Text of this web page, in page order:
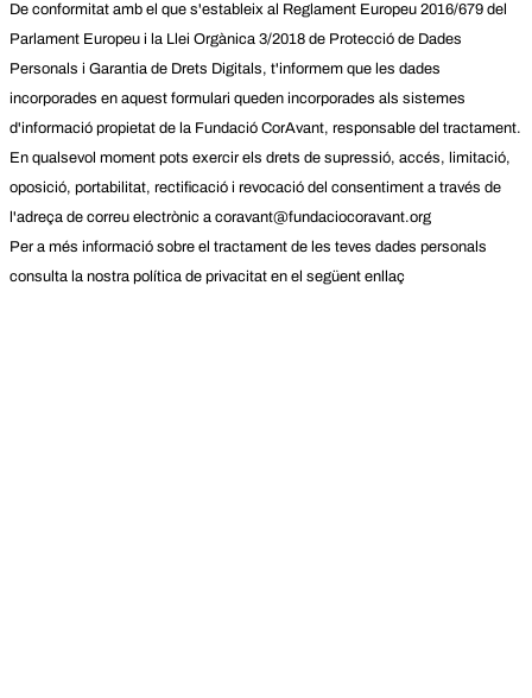
De conformitat amb el que s'estableix al Reglament Europeu 2016/679 del
Parlament Europeu i la Llei Orgànica 3/2018 de Protecció de Dades
Personals i Garantia de Drets Digitals, t'informem que les dades
incorporades en aquest formulari queden incorporades als sistemes
d'informació propietat de la Fundació CorAvant, responsable del tractament.
En qualsevol moment pots exercir els drets de supressió, accés, limitació,
oposició, portabilitat, rectificació i revocació del consentiment a través de
l'adreça de correu electrònic a coravant@fundaciocoravant.org
Per a més informació sobre el tractament de les teves dades personals
consulta la nostra política de privacitat en el següent enllaç